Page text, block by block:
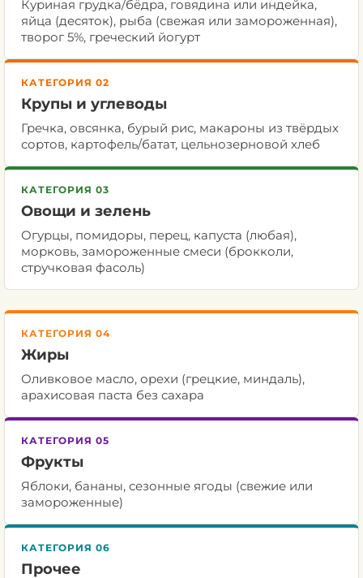
Куриная грудка/бёдра, говядина или индейка,
яйца (десяток), рыба (свежая или замороженная),
творог 5%, греческий йогурт
КАТЕГОРИЯ 02
Крупы и углеводы
Гречка, овсянка, бурый рис, макароны из твёрдых
сортов, картофель/батат, цельнозерновой хлеб
КАТЕГОРИЯ 03
Овощи и зелень
Огурцы, помидоры, перец, капуста (любая),
морковь, замороженные смеси (брокколи,
стручковая фасоль)
КАТЕГОРИЯ 04
Жиры
Оливковое масло, орехи (грецкие, миндаль),
арахисовая паста без сахара
КАТЕГОРИЯ 05
Фрукты
Яблоки, бананы, сезонные ягоды (свежие или
замороженные)
КАТЕГОРИЯ 06
Прочее